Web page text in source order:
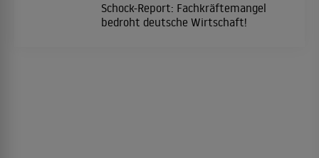
Schock-Report: Fachkräftemangel
bedroht deutsche Wirtschaft!